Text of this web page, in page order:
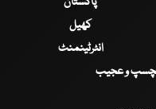
کھیل
انٹرٹینمنٹ
و عجیب